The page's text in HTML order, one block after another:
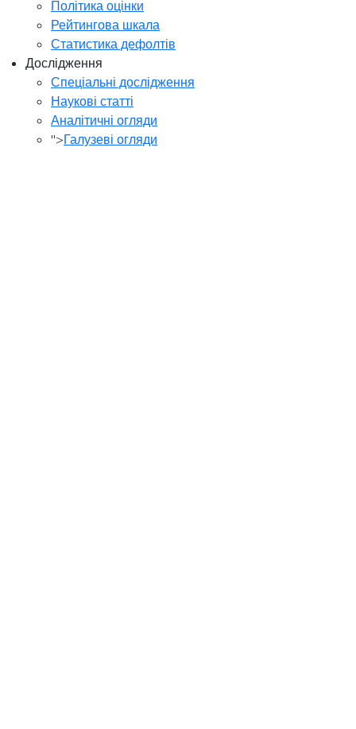
Політика оцінки
Рейтингова шкала
Статистика дефолтів
Дослідження
Спеціальні дослідження
Наукові статті
Аналітичні огляди
">Галузеві огляди